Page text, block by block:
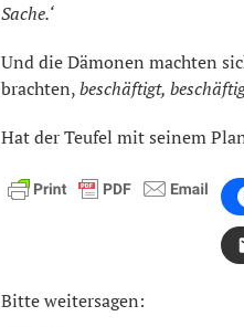
Sache.‘
Und die Dämonen machten
brachten,beschäftigt,
Hat der Teufel mit seinem
Bitte weitersagen: